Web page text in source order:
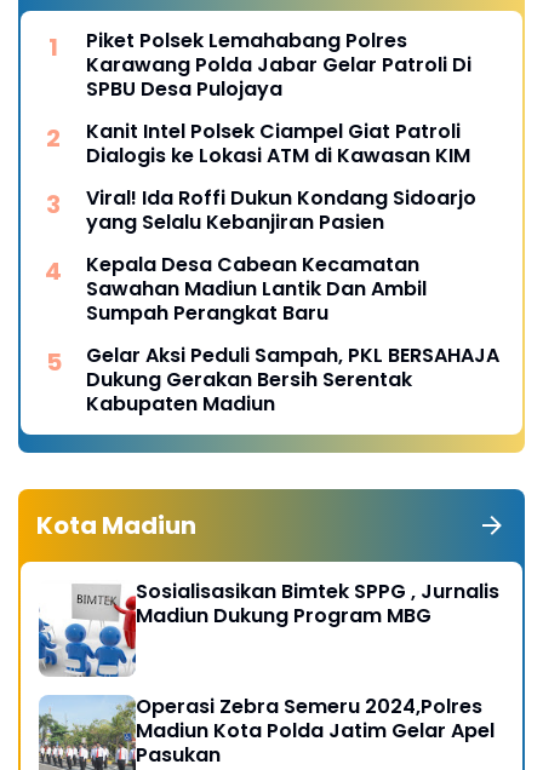
Piket Polsek Lemahabang Polres
Karawang Polda Jabar Gelar Patroli Di
SPBU Desa Pulojaya
Kanit Intel Polsek Ciampel Giat Patroli
Dialogis ke Lokasi ATM di Kawasan KIM
Viral! Ida Roffi Dukun Kondang Sidoarjo
yang Selalu Kebanjiran Pasien
Kepala Desa Cabean Kecamatan
Sawahan Madiun Lantik Dan Ambil
Sumpah Perangkat Baru
Gelar Aksi Peduli Sampah, PKL BERSAHAJA
Dukung Gerakan Bersih Serentak
Kabupaten Madiun
Kota Madiun
Sosialisasikan Bimtek SPPG , Jurnalis
Madiun Dukung Program MBG
Operasi Zebra Semeru 2024,Polres
Madiun Kota Polda Jatim Gelar Apel
Pasukan